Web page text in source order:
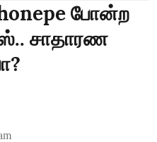
போன்ற
சாதாரண